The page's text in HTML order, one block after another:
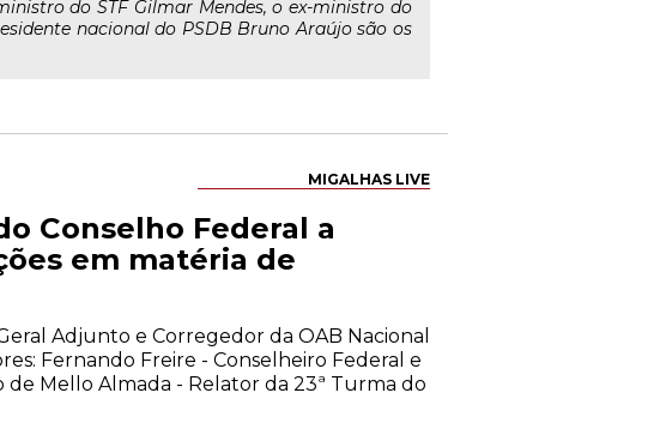
do STF Gilmar Mendes, o ex-ministro do
nacional do PSDB Bruno Araújo são os
MIGALHAS LIVE
Conselho Federal a
em matéria de
Adjunto e Corregedor da OAB Nacional
Fernando Freire - Conselheiro Federal e
Mello Almada - Relator da 23ª Turma do